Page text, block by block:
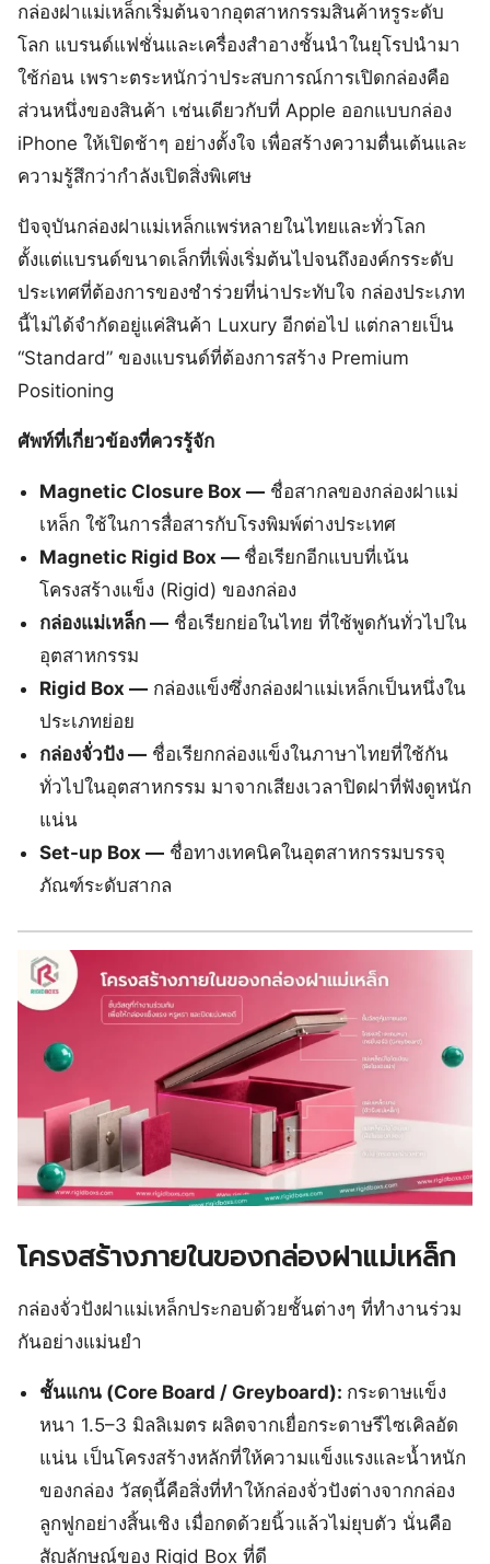
กล่องฝาแม่เหล็กเริ่มต้นจากอุตสาหกรรมสินค้าหรูระดับ
โลก แบรนด์แฟชั่นและเครื่องสำอางชั้นนำในยุโรปนำมา
ใช้ก่อน เพราะตระหนักว่าประสบการณ์การเปิดกล่องคือ
ส่วนหนึ่งของสินค้า เช่นเดียวกับที่ Apple ออกแบบกล่อง
iPhone ให้เปิดช้าๆ อย่างตั้งใจ เพื่อสร้างความตื่นเต้นและ
ความรู้สึกว่ากำลังเปิดสิ่งพิเศษ
ปัจจุบันกล่องฝาแม่เหล็กแพร่หลายในไทยและทั่วโลก
ตั้งแต่แบรนด์ขนาดเล็กที่เพิ่งเริ่มต้นไปจนถึงองค์กรระดับ
ประเทศที่ต้องการของชำร่วยที่น่าประทับใจ กล่องประเภท
นี้ไม่ได้จำกัดอยู่แค่สินค้า Luxury อีกต่อไป แต่กลายเป็น
“Standard” ของแบรนด์ที่ต้องการสร้าง Premium
Positioning
ศัพท์ที่เกี่ยวข้องที่ควรรู้จัก
Magnetic Closure Box — ชื่อสากลของกล่องฝาแม่
เหล็ก ใช้ในการสื่อสารกับโรงพิมพ์ต่างประเทศ
Magnetic Rigid Box — ชื่อเรียกอีกแบบที่เน้น
โครงสร้างแข็ง (Rigid) ของกล่อง
กล่องแม่เหล็ก — ชื่อเรียกย่อในไทย ที่ใช้พูดกันทั่วไปใน
อุตสาหกรรม
Rigid Box — กล่องแข็งซึ่งกล่องฝาแม่เหล็กเป็นหนึ่งใน
ประเภทย่อย
กล่องจั่วปัง — ชื่อเรียกกล่องแข็งในภาษาไทยที่ใช้กัน
ทั่วไปในอุตสาหกรรม มาจากเสียงเวลาปิดฝาที่ฟังดูหนัก
แน่น
Set-up Box — ชื่อทางเทคนิคในอุตสาหกรรมบรรจุ
ภัณฑ์ระดับสากล
โครงสร้างภายในของกล่องฝาแม่เหล็ก
กล่องจั่วปังฝาแม่เหล็กประกอบด้วยชั้นต่างๆ ที่ทำงานร่วม
กันอย่างแม่นยำ
ชั้นแกน (Core Board / Greyboard): กระดาษแข็ง
หนา 1.5–3 มิลลิเมตร ผลิตจากเยื่อกระดาษรีไซเคิลอัด
แน่น เป็นโครงสร้างหลักที่ให้ความแข็งแรงและน้ำหนัก
ของกล่อง วัสดุนี้คือสิ่งที่ทำให้กล่องจั่วปังต่างจากกล่อง
ลูกฟูกอย่างสิ้นเชิง เมื่อกดด้วยนิ้วแล้วไม่ยุบตัว นั่นคือ
สัญลักษณ์ของ Rigid Box ที่ดี